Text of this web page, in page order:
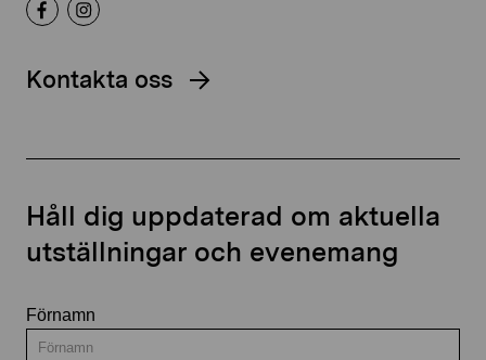
Kontakta oss
Håll dig uppdaterad om aktuella
utställningar och evenemang
Förnamn